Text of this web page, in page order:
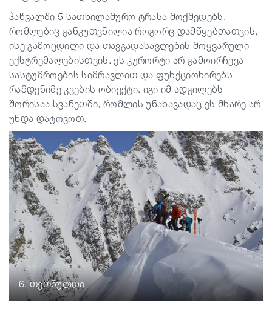
ჰაწვალში 5 სათხილამურო ტრასა მოქმედებს,
რომლებიც განკუთვნილია როგორც დამწყებთათვის,
ისე გამოცდილი და თავგადასავლების მოყვარული
ექსტრემალებისთვის. ეს კურორტი არ გამოირჩევა
სასტუმროების სიმრავლით და ფუნქციონირებს
რამდენიმე კვების ობიექტი. იგი იმ ადგილებს
შორისაა სვანეთში, რომლის უნახავადაც ეს მხარე არ
უნდა დატოვოთ.
6. თეთნულდი